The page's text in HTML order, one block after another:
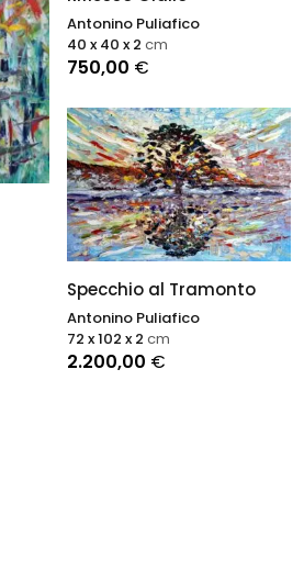
Antonino Puliafico
750,00 €
40 x 40 x 2 cm
Specchio al Tramonto
Antonino Puliafico
2.200,00 €
72 x 102 x 2 cm